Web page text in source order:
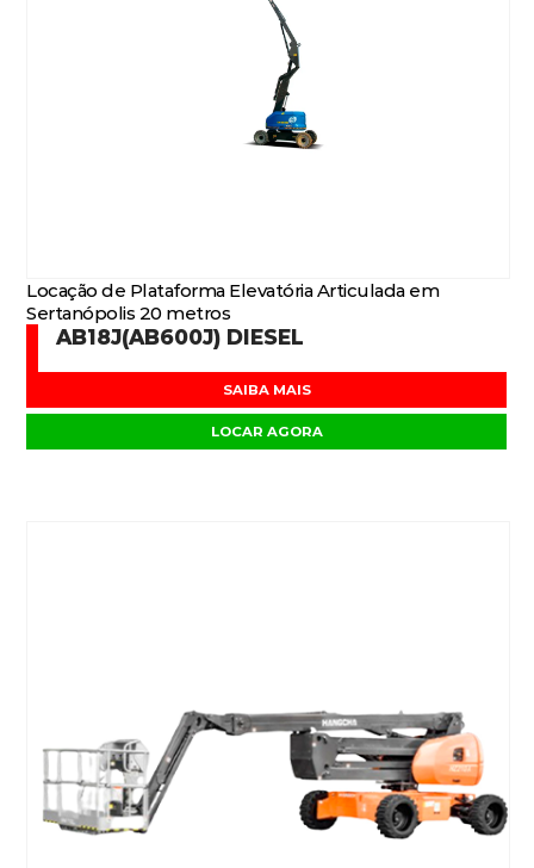
Locação de Plataforma Elevatória Articulada em
Sertanópolis 20 metros
AB18J(AB600J) DIESEL
SAIBA MAIS
LOCAR AGORA